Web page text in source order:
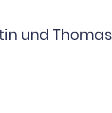
und Thomas